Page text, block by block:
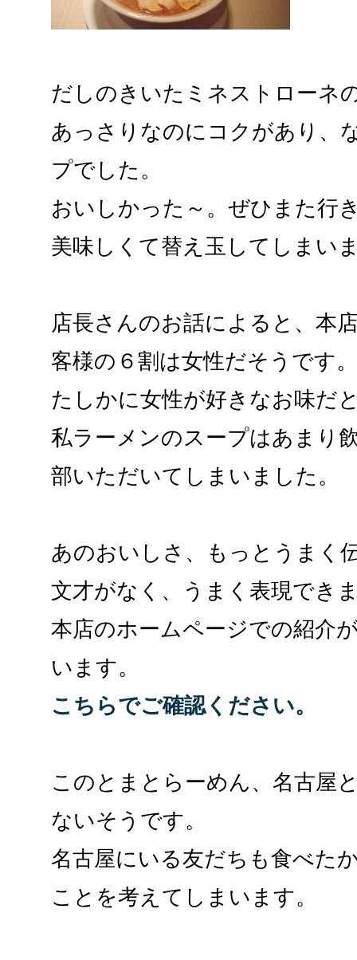
だしのきいたミネストローネ
あっさりなのにコクがあり、
プでした。
おいしかった～。ぜひまた行
美味しくて替え玉してしまい
店長さんのお話によると、本
客様の６割は女性だそうです。
たしかに女性が好きなお味だ
私ラーメンのスープはあまり
部いただいてしまいました。
あのおいしさ、もっとうまく
文才がなく、うまく表現でき
本店のホームページでの紹介
います。
こちらでご確認ください。
このとまとらーめん、名古屋
ないそうです。
名古屋にいる友だちも食べた
ことを考えてしまいます。